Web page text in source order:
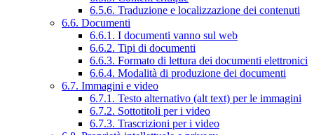
6.5.6. Traduzione e localizzazione dei contenuti
6.6. Documenti
6.6.1. I documenti vanno sul web
6.6.2. Tipi di documenti
6.6.3. Formato di lettura dei documenti elettronici
6.6.4. Modalità di produzione dei documenti
6.7. Immagini e video
6.7.1. Testo alternativo (alt text) per le immagini
6.7.2. Sottotitoli per i video
6.7.3. Trascrizioni per i video